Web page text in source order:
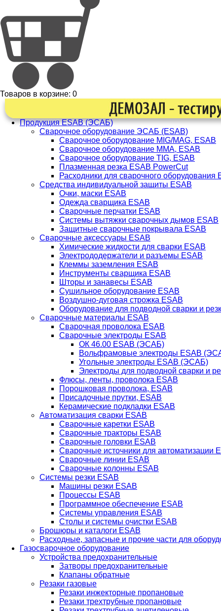
Товаров в корзине: 0
Продукция ESAB (ЭСАБ)
Сварочное оборудование ЭСАБ (ESAB)
Сварочное оборудование MIG/MAG, ESAB
Сварочное оборудование ММА, ESAB
Сварочное оборудование TIG, ESAB
Плазменная резка ESAB PowerCut
Расходники для сварочного оборудования
Средства индивидуальной защиты ESAB
Очки, маски ESAB
Одежда сварщика ESAB
Сварочные перчатки ESAB
Системы вытяжки сварочных дымов ESAB
Защитные сварочные покрывала ESAB
Сварочные аксессуары ESAB
Химические жидкости для сварки ESAB
Электрододержатели и разъемы ESAB
Клеммы заземления ESAB
Инструменты сварщика ESAB
Шторы и занавесы ESAB
Сушильное оборудование ESAB
Воздушно-дуговая строжка ESAB
Оборудование для подводной сварки и
Сварочные материалы ESAB
Сварочная проволока ESAB
Сварочные электроды ESAB
ОК 46.00 ESAB (ЭСАБ)
Вольфрамовые электроды ESAB
Угольные электроды ESAB (ЭСАБ)
Электроды для подводной сварки и
Флюсы, ленты, проволока ESAB
Порошковая проволока, ESAB
Присадочные прутки, ESAB
Керамические подкладки ESAB
Автоматизация сварки ESAB
Сварочные каретки ESAB
Сварочные тракторы ESAB
Сварочные головки ESAB
Сварочные источники для автоматизации
Сварочные линии ESAB
Сварочные колонны ESAB
Системы резки ESAB
Машины резки ESAB
Процессы ESAB
Программное обеспечение ESAB
Системы управления ESAB
Столы и системы очистки ESAB
Брошюры и каталоги ESAB
Расходные, запасные и прочие части для
Газосварочное оборудование
Устройства предохранительные
Затворы предохранительные
Клапаны обратные
Резаки газовые
Резаки инжекторные пропановые
Резаки трехтрубные пропановые